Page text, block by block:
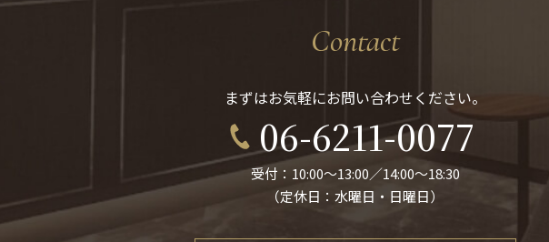
Contact
まずはお気軽にお問い合わせください。
06-6211-0077
受付：10:00〜13:00／14:00〜18:30
（定休日：水曜日・日曜日）